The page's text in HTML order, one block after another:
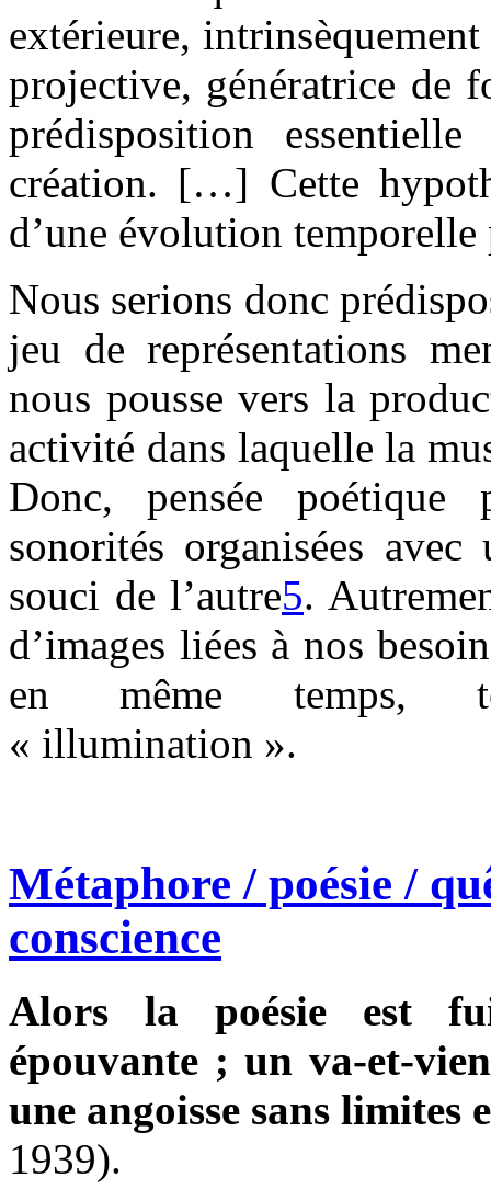
extérieure,
projective, génératrice de
prédisposition
création. […] Cette
d’une évolution
Nous serions donc
jeu de représentations
nous pousse vers la
activité dans laquelle la
Donc, pensée
sonorités organisées
souci de l’autre5.
d’images liées à nos
en même temps,
« illumination ».
Métaphore / poésie /
conscience
Alors la poésie est
épouvante ; un va-et-
une angoisse sans limites
1939).